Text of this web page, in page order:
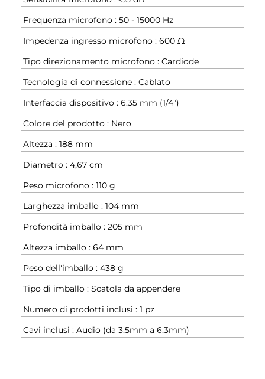
Frequenza microfono : 50 - 15000 Hz
Impedenza ingresso microfono : 600 Ω
Tipo direzionamento microfono : Cardiode
Tecnologia di connessione : Cablato
Interfaccia dispositivo : 6.35 mm (1/4")
Colore del prodotto : Nero
Altezza : 188 mm
Diametro : 4,67 cm
Peso microfono : 110 g
Larghezza imballo : 104 mm
Profondità imballo : 205 mm
Altezza imballo : 64 mm
Peso dell'imballo : 438 g
Tipo di imballo : Scatola da appendere
Numero di prodotti inclusi : 1 pz
Cavi inclusi : Audio (da 3,5mm a 6,3mm)